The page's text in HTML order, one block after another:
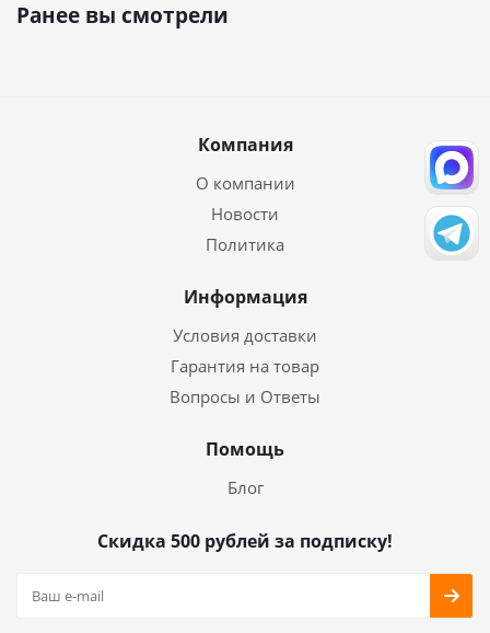
Ранее вы смотрели
Компания
О компании
Новости
Политика
Информация
Условия доставки
Гарантия на товар
Вопросы и Ответы
Помощь
Блог
Скидка 500 рублей за подписку!